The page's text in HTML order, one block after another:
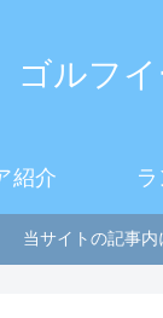
ゴルフ
紹介
当サイトの記事